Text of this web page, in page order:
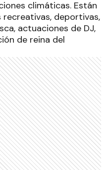
climáticas. Están
deportivas,
actuaciones de DJ,
de reina del